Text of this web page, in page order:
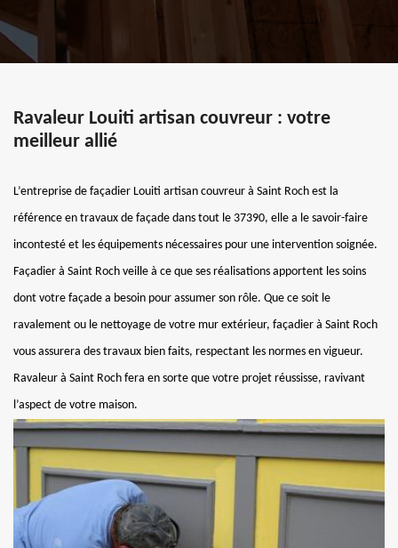
Ravaleur Louiti artisan couvreur : votre
meilleur allié
L’entreprise de façadier Louiti artisan couvreur à Saint Roch est la
référence en travaux de façade dans tout le 37390, elle a le savoir-faire
incontesté et les équipements nécessaires pour une intervention soignée.
Façadier à Saint Roch veille à ce que ses réalisations apportent les soins
dont votre façade a besoin pour assumer son rôle. Que ce soit le
ravalement ou le nettoyage de votre mur extérieur, façadier à Saint Roch
vous assurera des travaux bien faits, respectant les normes en vigueur.
Ravaleur à Saint Roch fera en sorte que votre projet réussisse, ravivant
l’aspect de votre maison.